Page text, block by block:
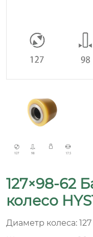
127×98-62
колесо
Диаметр колеса: